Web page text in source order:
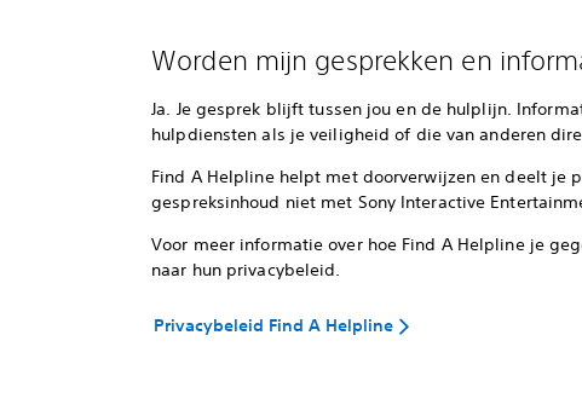
Worden mijn gesprekken en
Ja. Je gesprek blijft tussen jou en de hulplijn.
hulpdiensten als je veiligheid of die van anderen
Find A Helpline helpt met doorverwijzen en deelt je
gespreksinhoud niet met Sony Interactive
Voor meer informatie over hoe Find A Helpline je
naar hun privacybeleid.
Privacybeleid Find A Helpline